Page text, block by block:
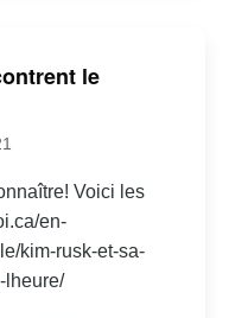
le
Voici les
en-
kim-rusk-et-sa-
lheure/